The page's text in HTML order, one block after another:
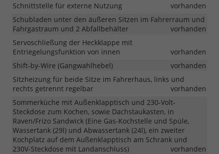
Schnittstelle für externe Nutzung
vorhanden
Schubladen unter den äußeren Sitzen im Fahrerraum und
Fahrgastraum und 2 Abfallbehälter
vorhanden
Servoschließung der Heckklappe mit
Entriegelungsfunktion von innen
vorhanden
Shift-by-Wire (Gangwahlhebel)
vorhanden
Sitzheizung für beide Sitze im Fahrerhaus, links und
rechts getrennt regelbar
vorhanden
Sommerküche mit Außenklapptisch und 230-Volt-
Steckdose zum Kochen, sowie Dachstaukasten, in
Raven/Frizo Sandwick (Eine Gas-Kochstelle und Spüle,
Wassertank (29l) und Abwassertank (24l), ein zweiter
Kochplatz auf dem Außenklapptisch am Schrank und
230V-Steckdose mit Landanschluss)
vorhanden